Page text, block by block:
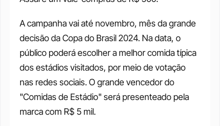
A campanha vai até novembro, mês da grande
decisão da Copa do Brasil 2024. Na data, o
público poderá escolher a melhor comida típica
dos estádios visitados, por meio de votação
nas redes sociais. O grande vencedor do
"Comidas de Estádio" será presenteado pela
marca com R$ 5 mil.